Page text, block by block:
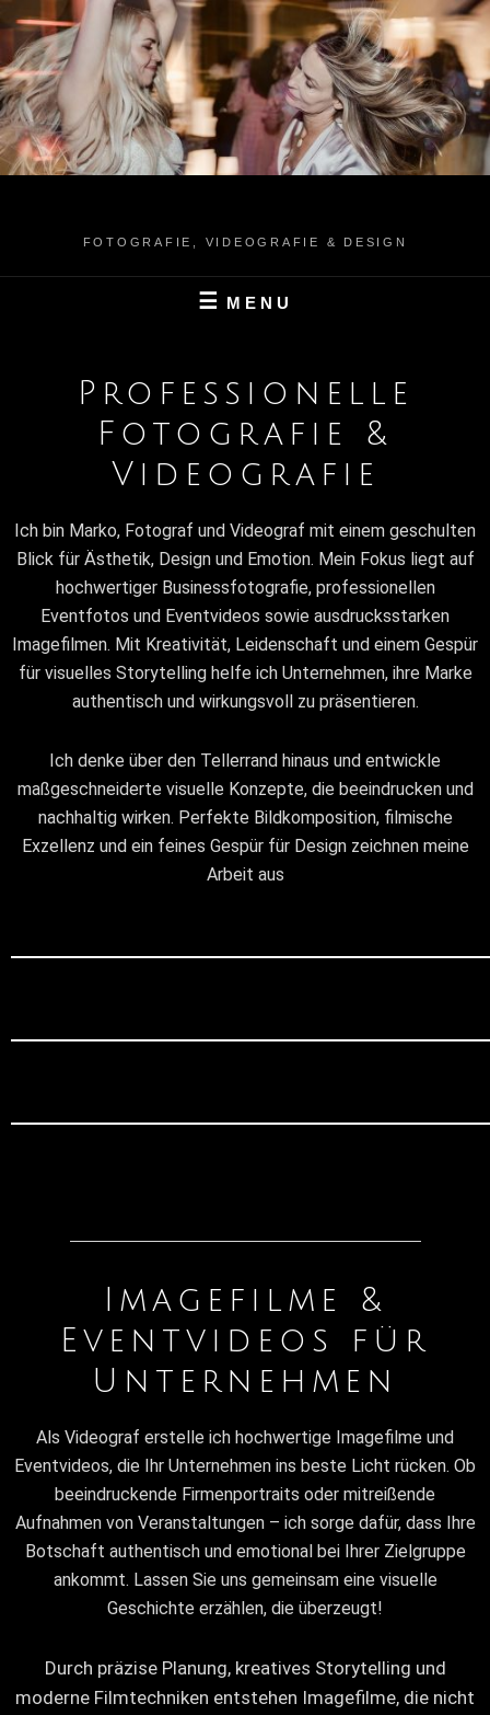
FOTOGRAFIE, VIDEOGRAFIE & DESIGN
MENU
Professionelle
Fotografie &
Videografie
Ich bin Marko, Fotograf und Videograf mit einem geschulten
Blick für Ästhetik, Design und Emotion. Mein Fokus liegt auf
hochwertiger Businessfotografie, professionellen
Eventfotos und Eventvideos sowie ausdrucksstarken
Imagefilmen. Mit Kreativität, Leidenschaft und einem Gespür
für visuelles Storytelling helfe ich Unternehmen, ihre Marke
authentisch und wirkungsvoll zu präsentieren.
Ich denke über den Tellerrand hinaus und entwickle
maßgeschneiderte visuelle Konzepte, die beeindrucken und
nachhaltig wirken. Perfekte Bildkomposition, filmische
Exzellenz und ein feines Gespür für Design zeichnen meine
Arbeit aus
Imagefilme &
Eventvideos für
Unternehmen
Als Videograf erstelle ich hochwertige Imagefilme und
Eventvideos, die Ihr Unternehmen ins beste Licht rücken. Ob
beeindruckende Firmenportraits oder mitreißende
Aufnahmen von Veranstaltungen – ich sorge dafür, dass Ihre
Botschaft authentisch und emotional bei Ihrer Zielgruppe
ankommt. Lassen Sie uns gemeinsam eine visuelle
Geschichte erzählen, die überzeugt!
Durch präzise Planung, kreatives Storytelling und
moderne Filmtechniken entstehen Imagefilme, die nicht